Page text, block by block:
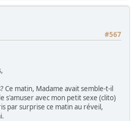
#567
Ce matin, Madame avait semble-t-il
s'amuser avec mon petit sexe (clito)
par surprise ce matin au réveil,